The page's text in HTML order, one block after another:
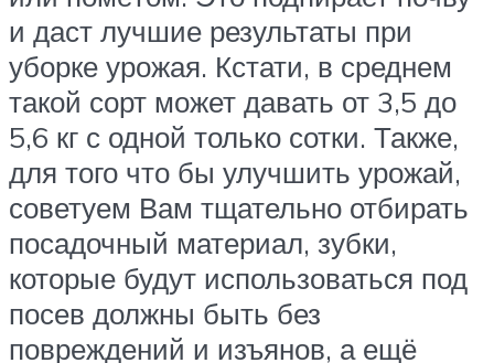
и даст лучшие результаты при
уборке урожая. Кстати, в среднем
такой сорт может давать от 3,5 до
5,6 кг с одной только сотки. Также,
для того что бы улучшить урожай,
советуем Вам тщательно отбирать
посадочный материал, зубки,
которые будут использоваться под
посев должны быть без
повреждений и изъянов, а ещё